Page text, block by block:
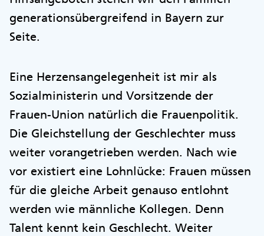
generationsübergreifend in Bayern zur
Seite.
Eine Herzensangelegenheit ist mir als
Sozialministerin und Vorsitzende der
Frauen-Union natürlich die Frauenpolitik.
Die Gleichstellung der Geschlechter muss
weiter vorangetrieben werden. Nach wie
vor existiert eine Lohnlücke: Frauen müssen
für die gleiche Arbeit genauso entlohnt
werden wie männliche Kollegen. Denn
Talent kennt kein Geschlecht. Weiter